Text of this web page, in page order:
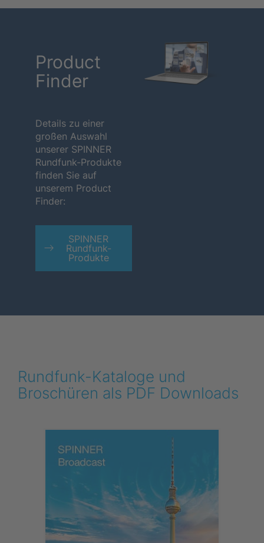
Product
Finder
Details zu einer
großen Auswahl
unserer SPINNER
Rundfunk-Produkte
finden Sie auf
unserem Product
Finder:
SPINNER
Rundfunk-
Produkte
Rundfunk-Kataloge und
Broschüren als PDF Downloads